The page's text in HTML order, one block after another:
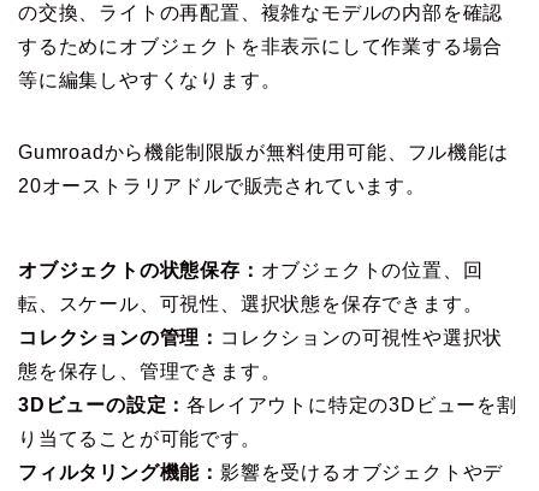
の交換、ライトの再配置、複雑なモデルの内部を確認
するためにオブジェクトを非表示にして作業する場合
等に編集しやすくなります。
Gumroadから機能制限版が無料使用可能、フル機能は
20オーストラリアドルで販売されています。
オブジェクトの状態保存： ​オブジェクトの位置、回
転、スケール、可視性、選択状態を保存できます。​
コレクションの管理： ​コレクションの可視性や選択状
態を保存し、管理できます。​
3Dビューの設定：​各レイアウトに特定の3Dビューを割
り当てることが可能です。​
フィルタリング機能： ​影響を受けるオブジェクトやデ